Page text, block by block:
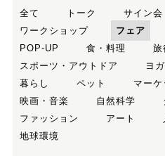
全て
トーク サイン会
ワークショップ
フェア
POP-UP
食・料理
旅
スポーツ・アウトドア
ヨガ
暮らし
ペット マーケ
映画・音楽
自然科学
ファッション
アート
地球環境